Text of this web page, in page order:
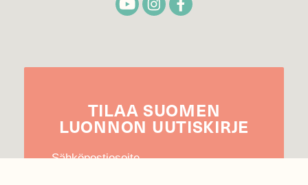
TILAA SUOMEN
LUONNON UUTIS­KIRJE
Sähköpostiosoite